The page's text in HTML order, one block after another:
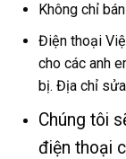
Không chỉ
Điện thoại
cho các anh
bị. Địa chỉ
Chúng tôi
điện thoại